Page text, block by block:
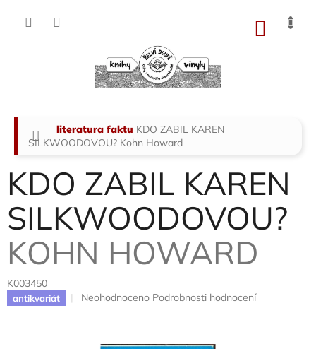
Domů
literatura faktu KDO ZABIL KAREN
SILKWOODOVOU? Kohn Howard
KDO ZABIL KAREN
SILKWOODOVOU?
KOHN HOWARD
K003450
antikvariát
Průměrné
Neohodnoceno Podrobnosti hodnocení